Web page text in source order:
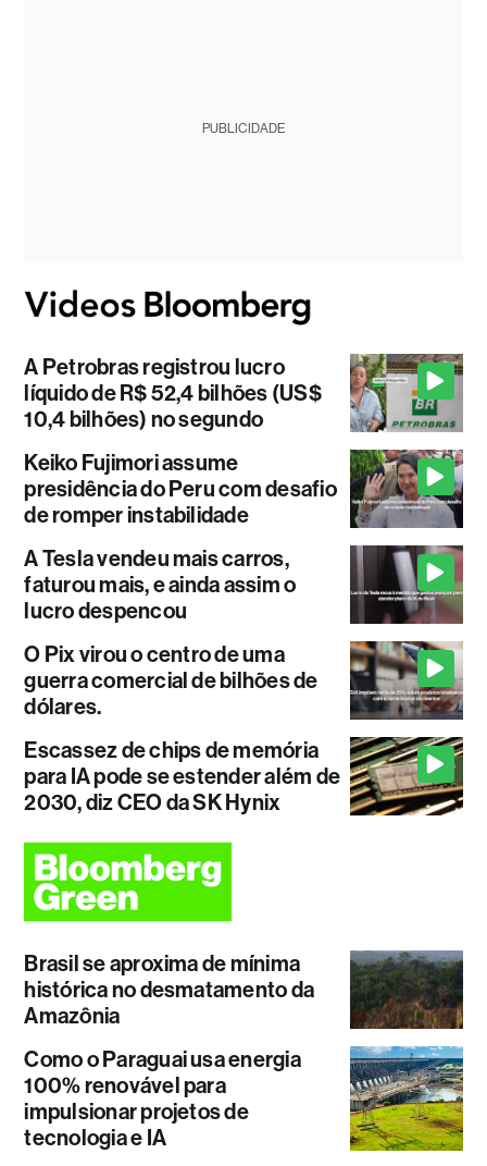
PUBLICIDADE
A Petrobras registrou lucro
líquido de R$ 52,4 bilhões (US$
10,4 bilhões) no segundo
Keiko Fujimori assume
presidência do Peru com desafio
de romper instabilidade
A Tesla vendeu mais carros,
faturou mais, e ainda assim o
lucro despencou
O Pix virou o centro de uma
guerra comercial de bilhões de
dólares.
Escassez de chips de memória
para IA pode se estender além de
2030, diz CEO da SK Hynix
Brasil se aproxima de mínima
histórica no desmatamento da
Amazônia
Como o Paraguai usa energia
100% renovável para
impulsionar projetos de
tecnologia e IA